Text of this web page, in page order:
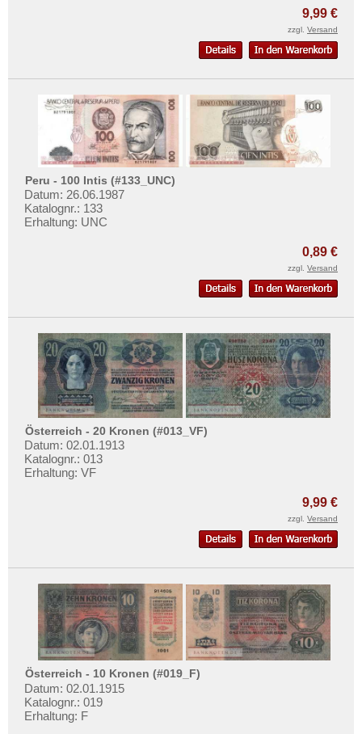
9,99 €
zzgl. Versand
Peru - 100 Intis (#133_UNC)
Datum: 26.06.1987
Katalognr.: 133
Erhaltung: UNC
0,89 €
zzgl. Versand
Österreich - 20 Kronen (#013_VF)
Datum: 02.01.1913
Katalognr.: 013
Erhaltung: VF
9,99 €
zzgl. Versand
Österreich - 10 Kronen (#019_F)
Datum: 02.01.1915
Katalognr.: 019
Erhaltung: F